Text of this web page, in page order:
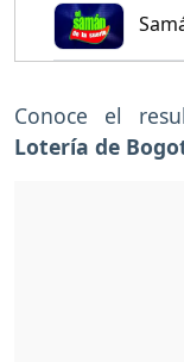
Conoce el
Lotería de